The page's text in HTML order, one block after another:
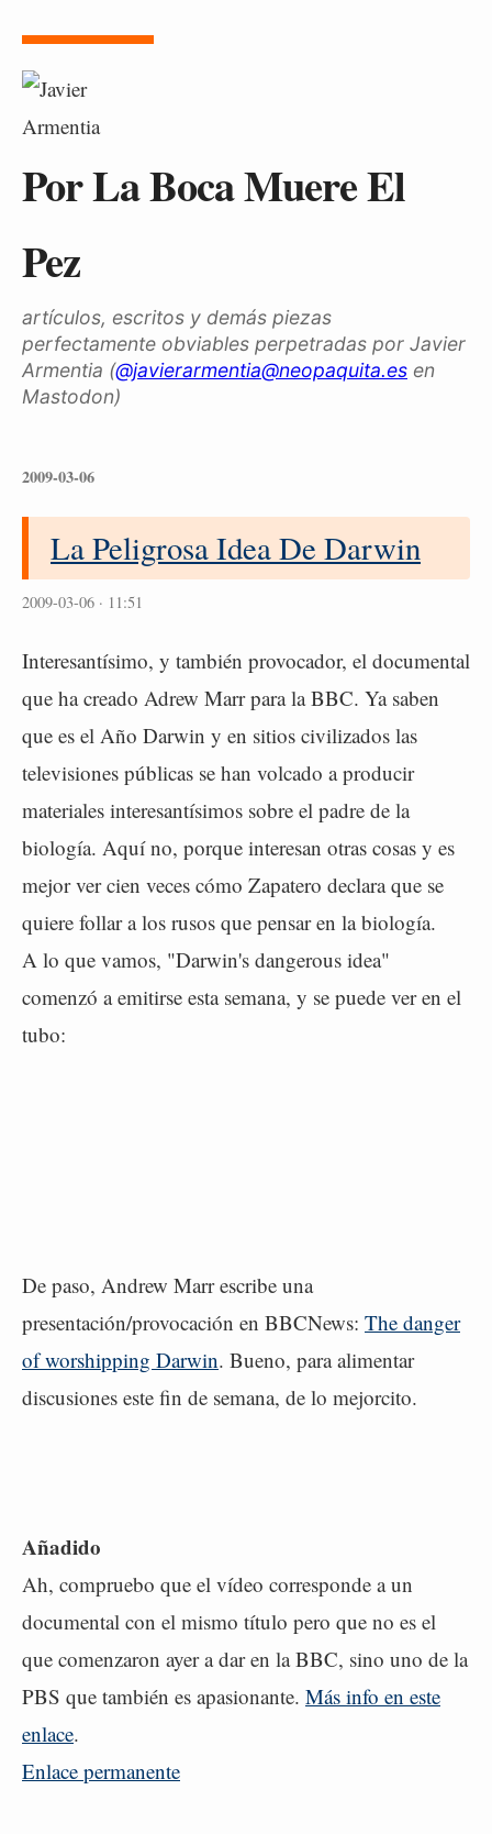
Por La Boca Muere El
Pez
artículos, escritos y demás piezas
perfectamente obviables perpetradas por Javier
Armentia (@javierarmentia@neopaquita.es en
Mastodon)
2009-03-06
La Peligrosa Idea De Darwin
2009-03-06 · 11:51
Interesantísimo, y también provocador, el documental
que ha creado Adrew Marr para la BBC. Ya saben
que es el Año Darwin y en sitios civilizados las
televisiones públicas se han volcado a producir
materiales interesantísimos sobre el padre de la
biología. Aquí no, porque interesan otras cosas y es
mejor ver cien veces cómo Zapatero declara que se
quiere follar a los rusos que pensar en la biología.
A lo que vamos, "Darwin's dangerous idea"
comenzó a emitirse esta semana, y se puede ver en el
tubo:
De paso, Andrew Marr escribe una
presentación/provocación en BBCNews: The danger
of worshipping Darwin. Bueno, para alimentar
discusiones este fin de semana, de lo mejorcito.
Añadido
Ah, compruebo que el vídeo corresponde a un
documental con el mismo título pero que no es el
que comenzaron ayer a dar en la BBC, sino uno de la
PBS que también es apasionante. Más info en este
enlace.
Enlace permanente